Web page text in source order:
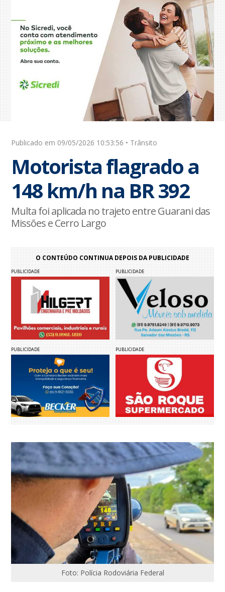
Publicado em 09/05/2026 10:53:56 • Trânsito
Motorista flagrado a
148 km/h na BR 392
Multa foi aplicada no trajeto entre Guarani das
Missões e Cerro Largo
O CONTEÚDO CONTINUA DEPOIS DA PUBLICIDADE
PUBLICIDADE PUBLICIDADE
PUBLICIDADE PUBLICIDADE
Foto: Polícia Rodoviária Federal